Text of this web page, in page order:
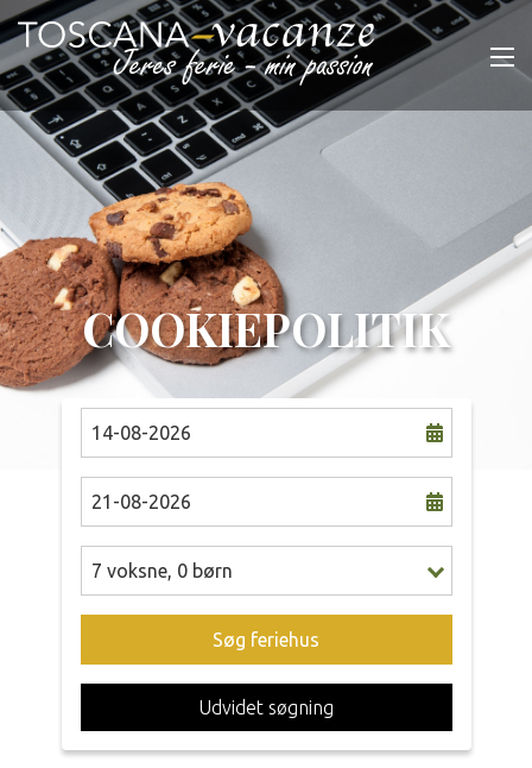
COOKIEPOLITIK
7 voksne, 0 børn
Søg feriehus
Udvidet søgning